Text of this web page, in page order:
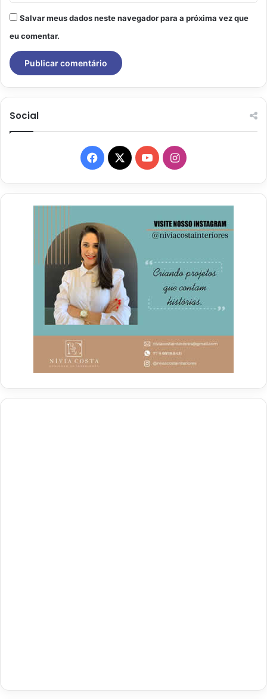
Salvar meus dados neste navegador para a próxima vez que
eu comentar.
Social
Facebook
X YouTubeInstagram